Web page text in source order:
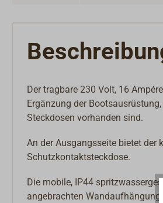
Der tragbare 230 Volt, 16
Ergänzung der
Steckdosen vorhanden sind.
An der Ausgangsseite bietet der
Schutzkontaktsteckdose.
Die mobile, IP44
angebrachten